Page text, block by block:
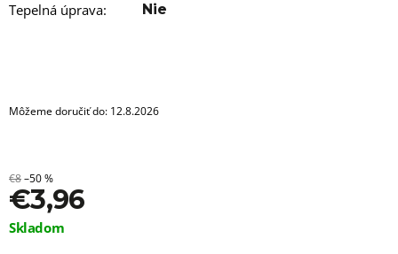
Tepelná úprava: Nie
Môžeme doručiť do: 12.8.2026
€8–50 %
€3,96
Jednotková
Skladom
ROVNÝ
€5,96